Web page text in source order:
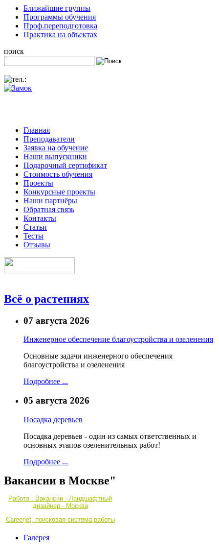
Ближайшие группы
Программы обучения
Проф.переподготовка
Практика на объектах
поиск
Главная
Преподаватели
Заявка на обучение
Наши выпускники
Подарочный сертификат
Стоимость обучения
Проекты
Конкурсные проекты
Наши партнёры
Обратная связь
Контакты
Статьи
Тесты
Отзывы
Всё о растениях
07 августа 2026
Инженерное обеспечение благоустройства и озеленения
Основные задачи инженерного обеспечения
благоустройства и озеленения
Подробнее ...
05 августа 2026
Посадка деревьев
Посадка деревьев - один из самых ответственных и
основных этапов озеленительных работ!
Подробнее ...
Вакансии в Москве"
Работа : Вакансии - Ландшафтный
дизайнер - Москва
Careerjet, поисковая система работы
Галерея